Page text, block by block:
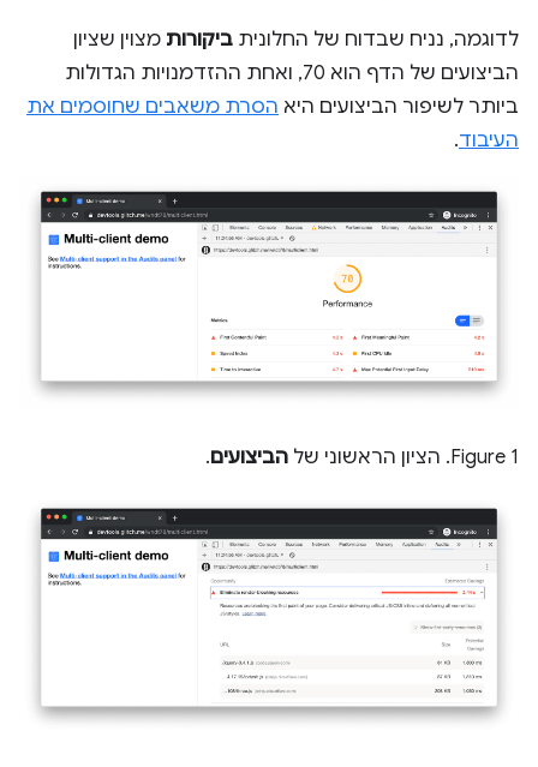
לדוגמה, נניח שבדוח של החלונית ביקורות מצוין שציון
הביצועים של הדף הוא 70, ואחת ההזדמנויות הגדולות
ביותר לשיפור הביצועים היא הסרת משאבים שחוסמים את
העיבוד.
Figure 1. הציון הראשוני של הביצועים.